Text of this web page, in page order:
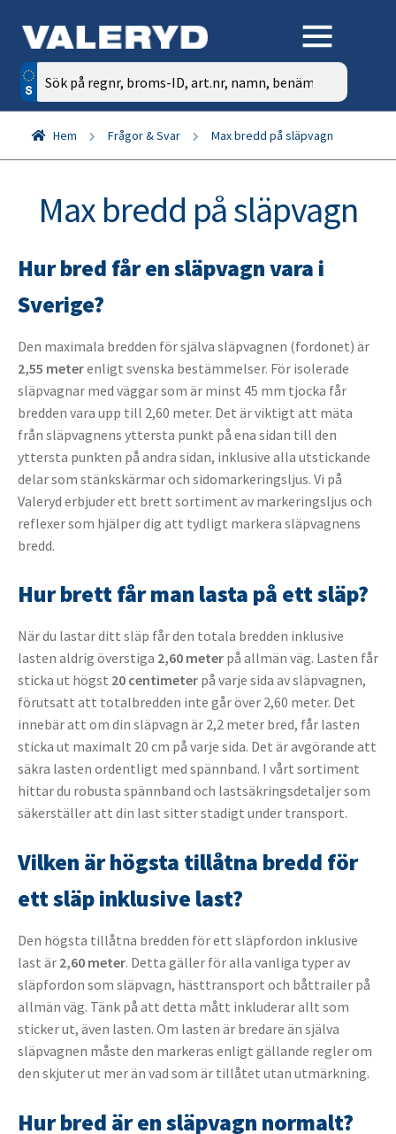
Sök
efter:
Hem Frågor & Svar Max bredd på släpvagn
Max bredd på släpvagn
Hur bred får en släpvagn vara i
Sverige?
Den maximala bredden för själva släpvagnen (fordonet) är
2,55 meterenligt svenska bestämmelser. För isolerade
släpvagnar med väggar som är minst 45 mm tjocka får
bredden vara upp till 2,60 meter. Det är viktigt att mäta
från släpvagnens yttersta punkt på ena sidan till den
yttersta punkten på andra sidan, inklusive alla utstickande
delar som stänkskärmar och sidomarkeringsljus. Vi på
Valeryd erbjuder ett brett sortiment av markeringsljus och
reflexer som hjälper dig att tydligt markera släpvagnens
bredd.
Hur brett får man lasta på ett släp?
När du lastar ditt släp får den totala bredden inklusive
lasten aldrig överstiga 2,60 meter på allmän väg. Lasten får
sticka ut högst 20 centimeter på varje sida av släpvagnen,
förutsatt att totalbredden inte går över 2,60 meter. Det
innebär att om din släpvagn är 2,2 meter bred, får lasten
sticka ut maximalt 20 cm på varje sida. Det är avgörande att
säkra lasten ordentligt med spännband. I vårt sortiment
hittar du robusta spännband och lastsäkringsdetaljer som
säkerställer att din last sitter stadigt under transport.
Vilken är högsta tillåtna bredd för
ett släp inklusive last?
Den högsta tillåtna bredden för ett släpfordon inklusive
last är 2,60 meter. Detta gäller för alla vanliga typer av
släpfordon som släpvagn, hästtransport och båttrailer på
allmän väg. Tänk på att detta mått inkluderar allt som
sticker ut, även lasten. Om lasten är bredare än själva
släpvagnen måste den markeras enligt gällande regler om
den skjuter ut mer än vad som är tillåtet utan utmärkning.
Hur bred är en släpvagn normalt?